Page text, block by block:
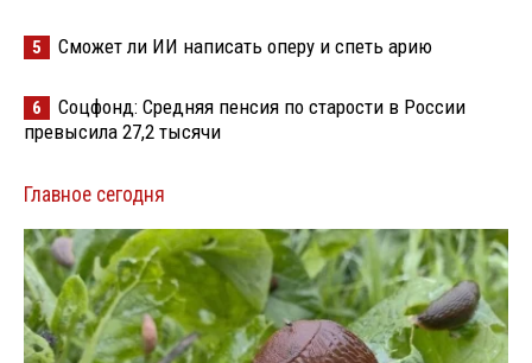
5 Сможет ли ИИ написать оперу и спеть арию
6
Соцфонд: Средняя пенсия по старости в России
превысила 27,2 тысячи
Главное сегодня